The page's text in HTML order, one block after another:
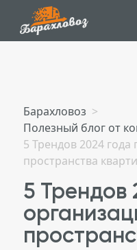
Барахловоз >
Полезный блог от
5 Трендов 2024
пространства
5 Трендов